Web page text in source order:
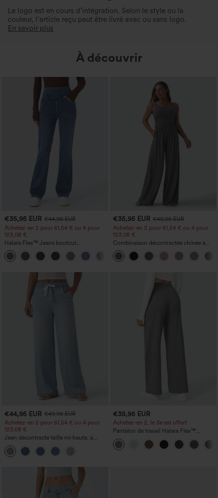
Le logo est en cours d’intégration. Selon le style ou la
couleur, l’article reçu peut être livré avec ou sans logo.
En savoir plus
À découvrir
€35,95 EUR €44,95 EUR
Achetez-en 2 pour 61,54 € ou 4 pour
123,08 €.
Halara Flex™ Jeans bootcut
décontractés taille haute, effet délavé,
avec poches
+5
€35,95 EUR €40,95 EUR
Achetez-en 2 pour 61,54 € ou 4 pour
123,08 €.
Combinaison décontractée chinée à
bretelles réglables, fronces et jambes
larges, avec poches — facile comme
tout
€44,95 EUR €49,95 EUR
Achetez-en 2 pour 61,54 € ou 4 pour
123,08 €.
Jean décontracté taille mi‑haute, à
cordon de serrage, avec poches
€35,95 EUR
Achetez-en 2, le 3e est offert
Pantalon de travail Halara Flex™
DayStretch à taille haute, avec poches et
coupe droite